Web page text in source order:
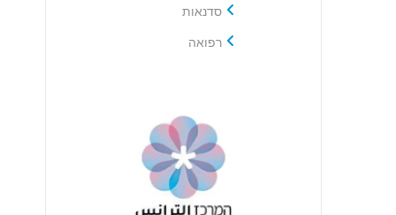
סדנאות
רפואה